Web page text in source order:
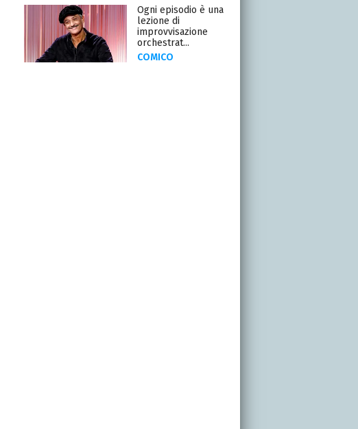
Ogni episodio è una
lezione di
improvvisazione
orchestrat...
COMICO